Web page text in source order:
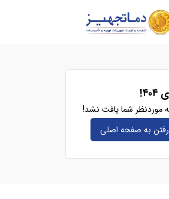
موردنظر شما یافت نشد!
رفتن به صفحه‌ اصلی